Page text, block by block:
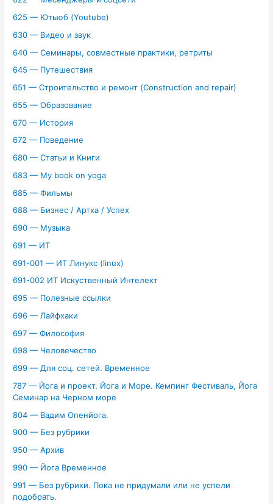
625 — Ютьюб (Youtube)
630 — Видео и звук
640 — Семинары, совместные практики, ретриты
645 — Путешествия
651 — Строительство и ремонт (Construction and repair)
655 — Образование
670 — История
672 — Поведение
680 — Статьи и Книги
683 — My book on yoga
685 — Фильмы
688 — Бизнес / Артха / Успех
690 — Музыка
691 — ИТ
691-001 — ИТ Линукс (linux)
691-002 ИТ Искуственный Интелект
695 — Полезные ссылки
696 — Лайфхаки
697 — Философия
698 — Человечество
699 — Для соц. сетей. Временное
787 — Йога и проект. Йога и Море. Кемпинг Фестиваль, Йога
Семинар на Черном море
804 — Вадим Опенйога.
900 — Без рубрики
950 — Архив
990 — Йога Временное
991 — Без рубрики. Пока не придумали или не успели
подобрать.